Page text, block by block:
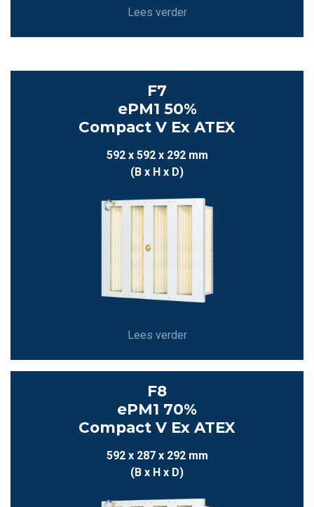
Lees verder
F7
ePM1 50%
Compact V Ex ATEX
592 x 592 x 292 mm
(B x H x D)
Lees verder
F8
ePM1 70%
Compact V Ex ATEX
592 x 287 x 292 mm
(B x H x D)